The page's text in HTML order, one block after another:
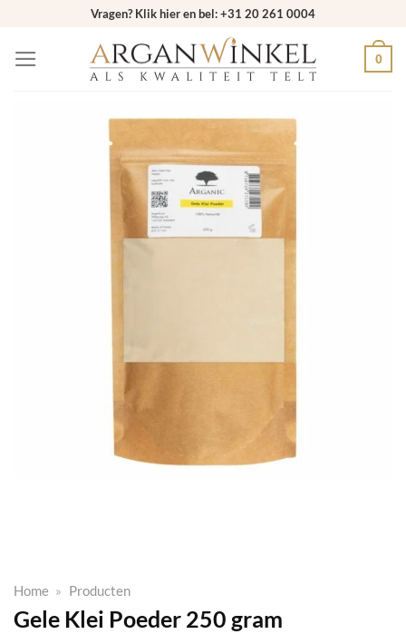
inhoud
Vragen? Klik hier en bel: +31 20 261 0004
0
Home » Producten
Gele Klei Poeder 250 gram